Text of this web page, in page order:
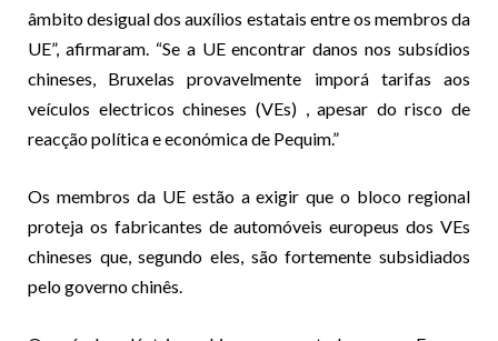
âmbito desigual dos auxílios estatais entre os membros da
UE”, afirmaram. “Se a UE encontrar danos nos subsídios
chineses, Bruxelas provavelmente imporá tarifas aos
veículos electricos chineses (VEs) , apesar do risco de
reacção política e económica de Pequim.”
Os membros da UE estão a exigir que o bloco regional
proteja os fabricantes de automóveis europeus dos VEs
chineses que, segundo eles, são fortemente subsidiados
pelo governo chinês.